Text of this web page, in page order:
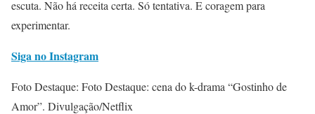
escuta. Não há receita certa. Só tentativa. E coragem para
experimentar.
Siga no Instagram
Foto Destaque: Foto Destaque: cena do k-drama “Gostinho de
Amor”. Divulgação/Netflix